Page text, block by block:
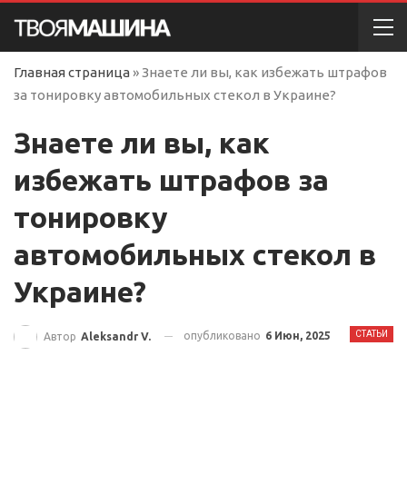
Главная страница »Знаете ли вы, как избежать штрафов
за тонировку автомобильных стекол в Украине?
Знаете ли вы, как
избежать штрафов за
тонировку
автомобильных стекол в
Украине?
СТАТЬИ
Автор Aleksandr V. опубликовано 6 Июн, 2025